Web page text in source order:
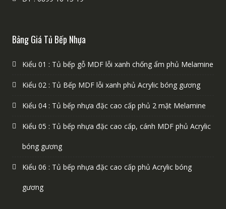
Bảng Giá Tủ Bếp Nhựa
Kiểu 01 : Tủ bếp gỗ MDF lỗi xanh chống ẩm phủ Melamine
Kiểu 02 : Tủ Bếp MDF lỗi xanh phủ Acrylic bóng gương
Kiểu 04 : Tủ bếp nhựa đặc cao cấp phủ 2 mặt Melamine
Kiểu 05 : Tủ bếp nhựa đặc cao cấp, cánh MDF phủ Acrylic
bóng gương
Kiểu 06 : Tủ bếp nhựa đặc cao cấp phủ Acrylic bóng
gương